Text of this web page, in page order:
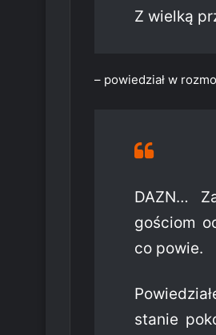
Z wielką
– powiedział w
DAZN…
gościom
co powie.
stanie